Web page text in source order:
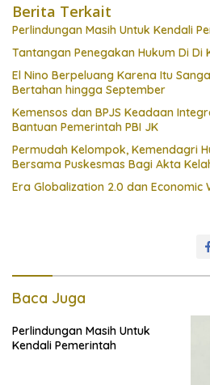
Berita Terkait
Perlindungan Masih Untuk Kendali
Tantangan Penegakan Hukum Di Di
El Nino Berpeluang Karena Itu
Bertahan hingga September
Kemensos dan BPJS Keadaan
Bantuan Pemerintah PBI JK
Permudah Kelompok, Kemendagri
Bersama Puskesmas Bagi Akta
Era Globalization 2.0 dan Economic
Baca Juga
Perlindungan Masih Untuk
Kendali Pemerintah